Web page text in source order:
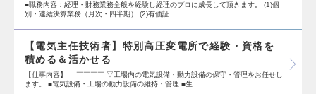
■職務内容：経理・財務業務全般を経験し経理のプロに成長して頂きます。 (1)個
別・連結決算業務（月次・四半期） (2)有価証…
【電気主任技術者】特別高圧変電所で経験・資格を
積める＆活かせる
【仕事内容】 ￣￣￣￣ ▽工場内の電気設備・動力設備の保守・管理をお任せし
ます。 ■電気設備・工場の動力設備の維持・管理 ■生…